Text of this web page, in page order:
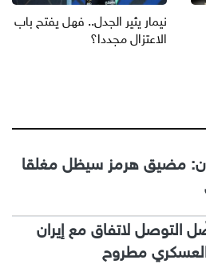
نيمار يثير الجدل.. فهل يفتح باب
الاعتزال مجددا؟
مضيق هرمز سيظل مغلقا
التوصل لاتفاق مع إيران
العسكري مطروح